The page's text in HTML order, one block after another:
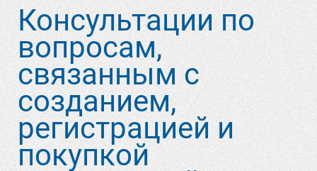
Консультации по
вопросам,
связанным с
созданием,
регистрацией и
покупкой